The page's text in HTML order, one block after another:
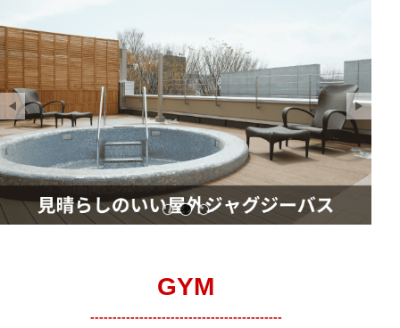
開放感のある屋内プール
屋外ジャグジーバス
ミストサウナ
GYM
-------------------------------------------